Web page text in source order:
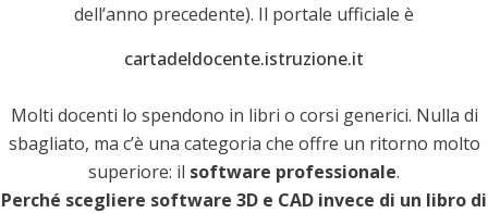
dell’anno precedente). Il portale ufficiale è
cartadeldocente.istruzione.it
Molti docenti lo spendono in libri o corsi generici. Nulla di
sbagliato, ma c’è una categoria che offre un ritorno molto
superiore: il software professionale.
Perché scegliere software 3D e CAD invece di un libro di